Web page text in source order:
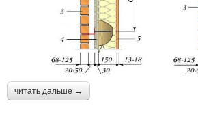
читать дальше →